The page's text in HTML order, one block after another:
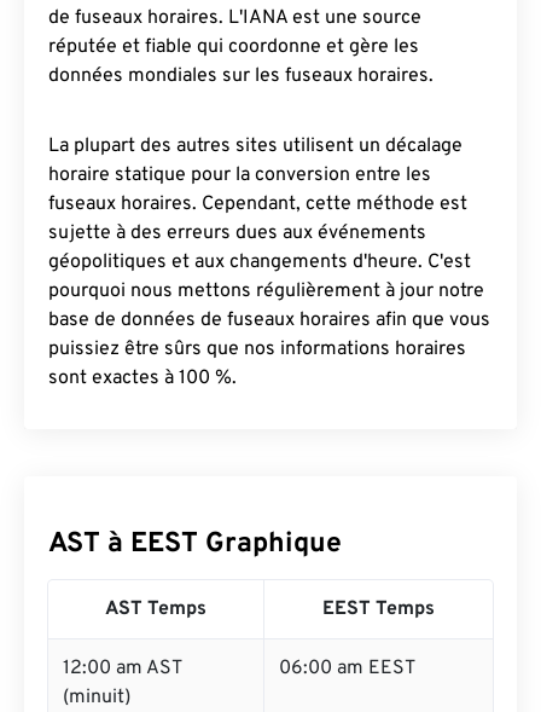
de fuseaux horaires. L'IANA est une source
réputée et fiable qui coordonne et gère les
données mondiales sur les fuseaux horaires.
La plupart des autres sites utilisent un décalage
horaire statique pour la conversion entre les
fuseaux horaires. Cependant, cette méthode est
sujette à des erreurs dues aux événements
géopolitiques et aux changements d'heure. C'est
pourquoi nous mettons régulièrement à jour notre
base de données de fuseaux horaires afin que vous
puissiez être sûrs que nos informations horaires
sont exactes à 100 %.
AST à EEST Graphique
AST Temps EEST Temps
12:00 am AST
(minuit)
06:00 am EEST